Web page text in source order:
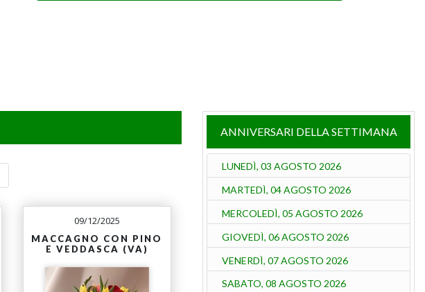
09/12/2025
MACCAGNO CON PINO
E VEDDASCA (VA)
ANNIVERSARI DELLA SETTIMANA
LUNEDÌ, 03 AGOSTO 2026
MARTEDÌ, 04 AGOSTO 2026
MERCOLEDÌ, 05 AGOSTO 2026
GIOVEDÌ, 06 AGOSTO 2026
VENERDÌ, 07 AGOSTO 2026
SABATO, 08 AGOSTO 2026